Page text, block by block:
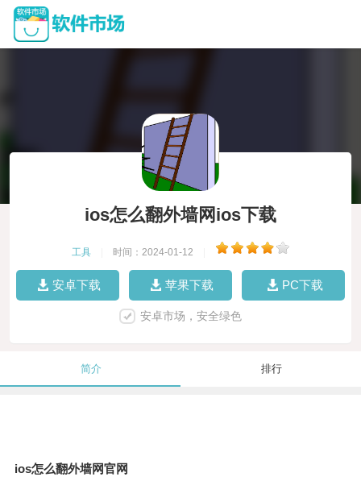
ios怎么翻外墙网ios下载
工具 时间：2024-01-12
安卓下载 苹果下载 PC下载
安卓市场，安全绿色
简介 排行
ios怎么翻外墙网官网